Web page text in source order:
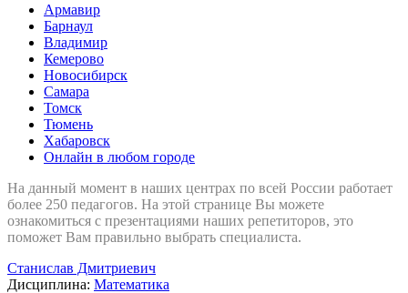
Армавир
Барнаул
Владимир
Кемерово
Новосибирск
Самара
Томск
Тюмень
Хабаровск
Онлайн в любом городе
На данный момент в наших центрах по всей России работает
более 250 педагогов. На этой странице Вы можете
ознакомиться с презентациями наших репетиторов, это
поможет Вам правильно выбрать специалиста.
Станислав Дмитриевич
Дисциплина: Математика